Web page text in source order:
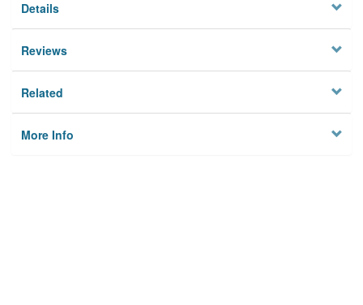
Details
Reviews
Related
More Info